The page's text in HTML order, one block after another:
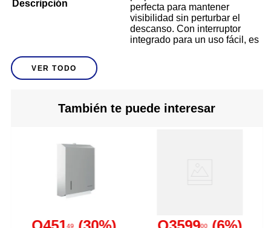
Descripción
perfecta para mantener
visibilidad sin perturbar el
descanso. Con interruptor
integrado para un uso fácil, es
difumina la luz.
Con interruptor de encendido
VER TODO
También te puede interesar
49 00